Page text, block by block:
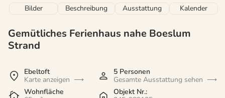
Bilder Beschreibung Ausstattung Kalender
Gemütliches Ferienhaus nahe Boeslum
Strand
Ebeltoft
Karte anzeigen
5 Personen
Gesamte Ausstattung sehen
Wohnfläche
Objekt Nr.: